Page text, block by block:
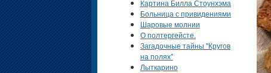
Картина Билла Стоунхэма
Больница с привидениями
Шаровые молнии
О полтергейсте.
Загадочные тайны "Кругов
на полях"
Лыткарино